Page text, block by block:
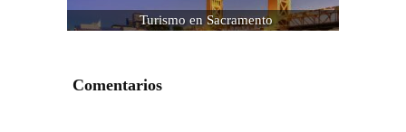
Turismo en Sacramento
Comentarios